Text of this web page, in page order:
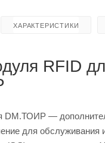
ХАРАКТЕРИСТИКИ
RFID
DM.ТОИР —
для обслуживания